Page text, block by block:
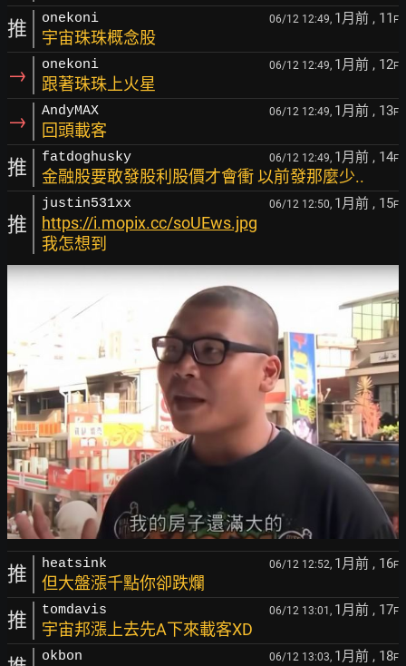
推 onekoni 06/12 12:49, 1月前 , 11 F
宇宙珠珠概念股
→ onekoni 06/12 12:49, 1月前 , 12F
跟著珠珠上火星
→ AndyMAX 06/12 12:49, 1月前 , 13F
回頭載客
推 fatdoghusky 06/12 12:49, 1月前 , 14F
金融股要敢發股利股價才會衝 以前發那麼少..
推
justin531xx 06/12 12:50, 1月前 , 15F
https://i.mopix.cc/soUEws.jpg
我怎想到
推 heatsink 06/12 12:52, 1月前 , 16F
但大盤漲千點你卻跌爛
推 tomdavis 06/12 13:01, 1月前 , 17F
宇宙邦漲上去先A下來載客XD
okbon 06/12 13:03, 1月前 , 18F